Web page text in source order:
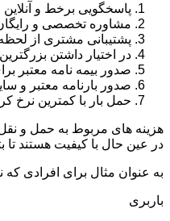
پاسخگویی برخط و آنلاین
مشاوره تخصصی و
پشتیبانی مشتری از لحظه
در اختیار داشتن
صدور بیمه نامه معتبر
صدور بارنامه معتبر و
حمل بار با کمترین نرخ
هزینه های مربوط به حمل و نقل
در عین حال با کیفیت هستند تا
به عنوان مثال برای افرادی
باربری